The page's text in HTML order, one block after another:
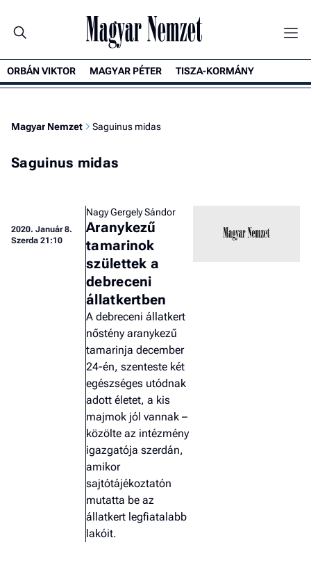
ORBÁN VIKTOR MAGYAR PÉTER TISZA-KORMÁNY
Magyar Nemzet Saguinus midas
Saguinus midas
2020. Január 8.
Szerda 21:10
Nagy Gergely Sándor
Aranykezű
tamarinok
születtek a
debreceni
állatkertben
A debreceni állatkert
nőstény aranykezű
tamarinja december
24-én, szenteste két
egészséges utódnak
adott életet, a kis
majmok jól vannak –
közölte az intézmény
igazgatója szerdán,
amikor
sajtótájékoztatón
mutatta be az
állatkert legfiatalabb
lakóit.